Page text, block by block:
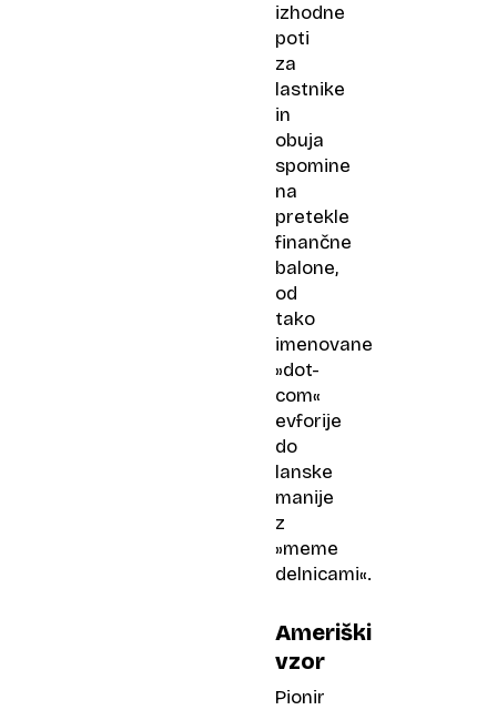
izhodne
poti
za
lastnike
in
obuja
spomine
na
pretekle
finančne
balone,
od
tako
imenovane
»dot-
com«
evforije
do
lanske
manije
z
»meme
delnicami«.
Ameriški
vzor
Pionir